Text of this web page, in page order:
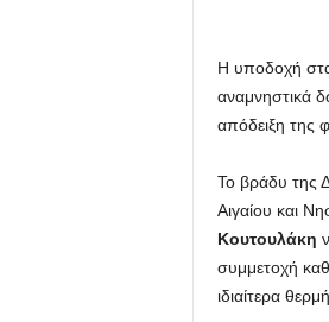
Η υποδοχή
αναμνηστικά
απόδειξη της
Το βράδυ της
Αιγαίου και
Κουτουλάκη
συμμετοχή
ιδιαίτερα